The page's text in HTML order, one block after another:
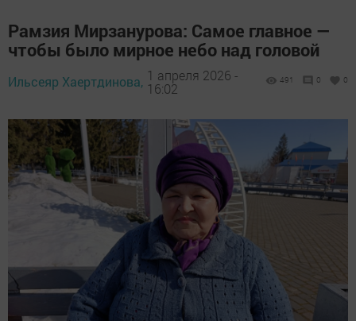
Рамзия Мирзанурова: Самое главное —
чтобы было мирное небо над головой
Ильсеяр Хаертдинова, 1 апреля 2026 -
16:02
491 0 0